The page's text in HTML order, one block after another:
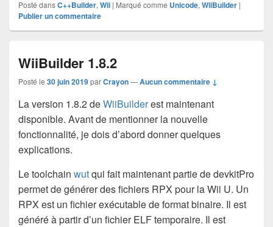
Posté dansC++Builder, Wii | Marqué comme Unicode, WiiBuilder |
Publier un commentaire
WiiBuilder 1.8.2
Posté le 30 juin 2019parCrayon—Aucun commentaire ↓
La version 1.8.2 deWiiBuilderest maintenant
disponible. Avant de mentionner la nouvelle
fonctionnalité, je dois d’abord donner quelques
explications.
Le toolchain wutqui fait maintenant partie de devkitPro
permet de générer des fichiers RPX pour la Wii U. Un
RPX est un fichier exécutable de format binaire. Il est
généré à partir d’un fichier ELF temporaire. Il est